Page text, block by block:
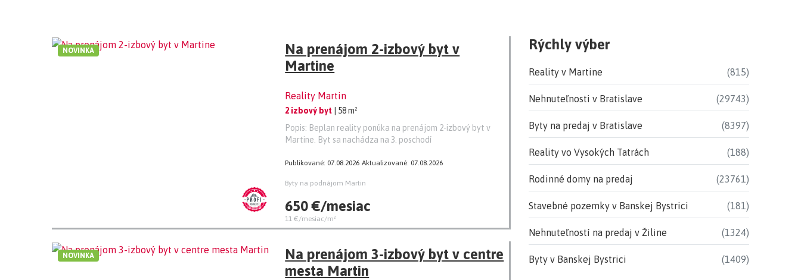
Na prenájom 2-izbový byt v
Martine
Reality Martin
2 izbový byt
| 58 m²
Popis: Beplan reality ponúka na prenájom 2-izbový byt v
Martine. Byt sa nachádza na 3. poschodí
Publikované: 07.08.2026 Aktualizované: 07.08.2026
Byty na podnájom Martin
650 €/mesiac
11 €/mesiac/m²
NOVINKA
Na prenájom 3-izbový byt v centre
mesta Martin
NOVINKA
Rýchly výber
Reality v Martine (815)
Nehnuteľnosti v Bratislave (29743)
Byty na predaj v Bratislave (8397)
Reality vo Vysokých Tatrách (188)
Rodinné domy na predaj (23761)
Stavebné pozemky v Banskej Bystrici (181)
Nehnuteľností na predaj v Žiline (1324)
Byty v Banskej Bystrici (1409)